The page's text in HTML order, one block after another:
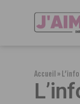
Accueil»